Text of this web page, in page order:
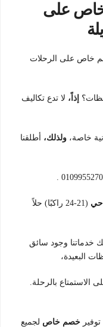
خاص على
خاص على الرحلات
إذاً، لا تدع تكاليف
خاصة، ولذلك، أطلقنا
(21-24 راكبًا) حلاً
لك خدماتنا وجود سائق
البعيدة،
الاستمتاع بالرحلة.
خصم خاص لجميع